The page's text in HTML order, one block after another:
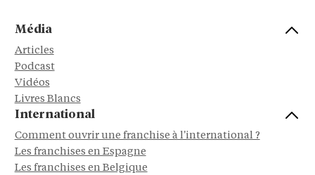
Média
Articles
Podcast
Vidéos
Livres Blancs
International
Comment ouvrir une franchise à l'international ?
Les franchises en Espagne
Les franchises en Belgique